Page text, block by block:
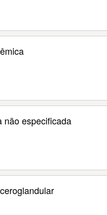
não especificada